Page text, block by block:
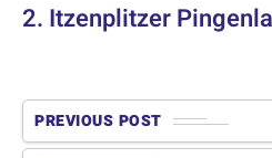
2. Itzenplitzer
PREVIOUS POST